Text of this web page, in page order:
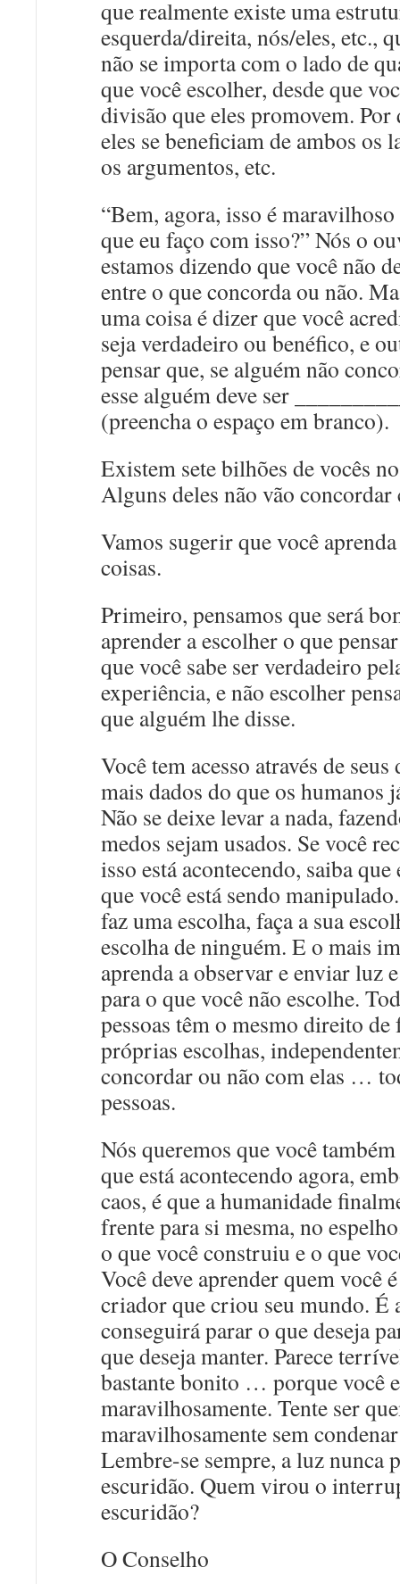
que realmente existe uma
esquerda/direita, nós/eles, etc.,
não se importa com o lado de
que você escolher, desde que
divisão que eles promovem. Por
eles se beneficiam de ambos os
os argumentos, etc.
“Bem, agora, isso é maravilhoso
que eu faço com isso?” Nós o
estamos dizendo que você não
entre o que concorda ou não.
uma coisa é dizer que você
seja verdadeiro ou benéfico, e
pensar que, se alguém não
esse alguém deve ser
(preencha o espaço em branco).
Existem sete bilhões de vocês
Alguns deles não vão concordar
Vamos sugerir que você
coisas.
Primeiro, pensamos que será
aprender a escolher o que
que você sabe ser verdadeiro
experiência, e não escolher
que alguém lhe disse.
Você tem acesso através de
mais dados do que os humanos
Não se deixe levar a nada,
medos sejam usados. Se você
isso está acontecendo, saiba que
que você está sendo
faz uma escolha, faça a sua
escolha de ninguém. E o mais
aprenda a observar e enviar luz
para o que você não escolhe.
pessoas têm o mesmo direito de
próprias escolhas,
concordar ou não com elas …
pessoas.
Nós queremos que você
que está acontecendo agora,
caos, é que a humanidade
frente para si mesma, no
o que você construiu e o que
Você deve aprender quem você
criador que criou seu mundo. É
conseguirá parar o que deseja
que deseja manter. Parece
bastante bonito … porque você
maravilhosamente. Tente ser
maravilhosamente sem
Lembre-se sempre, a luz nunca
escuridão. Quem virou o
escuridão?
O Conselho